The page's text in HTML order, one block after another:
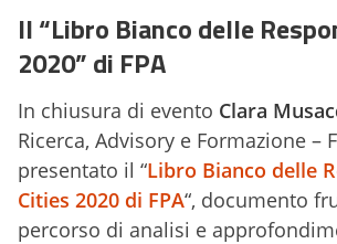
Il “Libro Bianco delle
2020” di FPA
In chiusura di evento Clara
Ricerca, Advisory e Formazione –
presentato il “Libro Bianco delle
Cities 2020 di FPA“, documento
percorso di analisi e